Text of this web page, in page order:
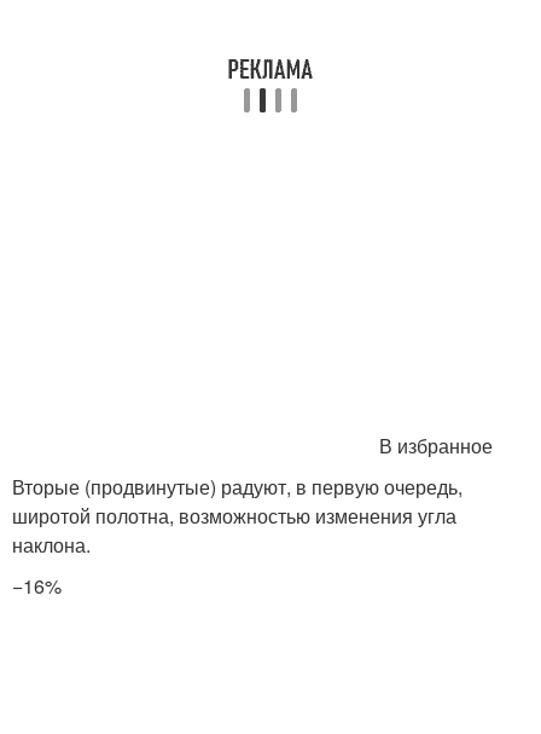
В избранное
Вторые (продвинутые) радуют, в первую очередь,
широтой полотна, возможностью изменения угла
наклона.
−16%